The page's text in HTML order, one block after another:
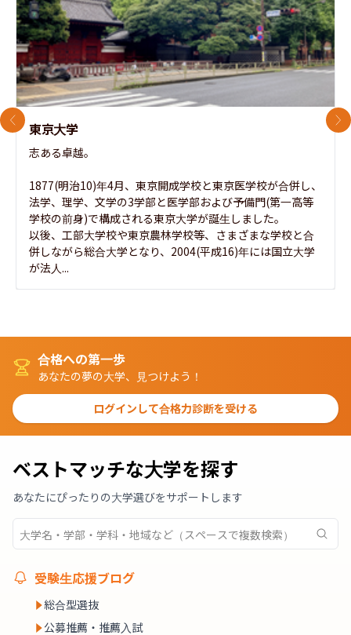
東京大学
志ある卓越。
1877(明治10)年4月、東京開成学校と東京医学校が合併し、
法学、理学、文学の3学部と医学部および予備門(第一高等
学校の前身)で構成される東京大学が誕生しました。
以後、工部大学校や東京農林学校等、さまざまな学校と合
併しながら総合大学となり、2004(平成16)年には国立大学
が法人...
前のスライド 次
合格への第一歩
あなたの夢の大学、見つけよう！
ログインして合格力診断を受ける
ベストマッチな大学を探す
あなたにぴったりの大学選びをサポートします
受験生応援ブログ
総合型選抜
公募推薦・推薦入試